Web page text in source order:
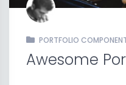
PORTFOLIO
Awesome